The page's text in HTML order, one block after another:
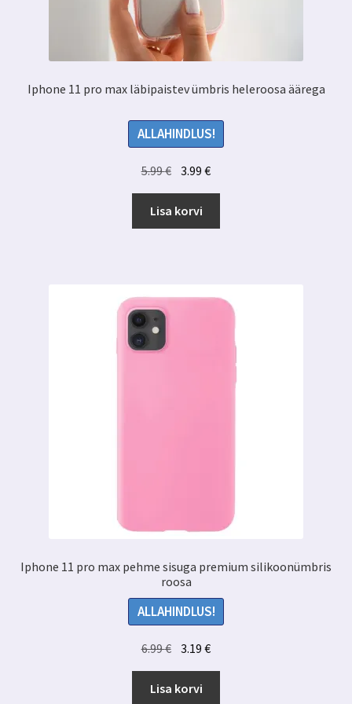
Iphone 11 pro max läbipaistev ümbris heleroosa äärega
ALLAHINDLUS!
5.99€ Algne
oli:
5.99 €.
3.99€Praegune
3.99 €.
Lisa korvi
Iphone 11 pro max pehme sisuga premium silikoonümbris
roosa
ALLAHINDLUS!
6.99€ Algne
oli:
3.19€Praegune
Lisa korvi